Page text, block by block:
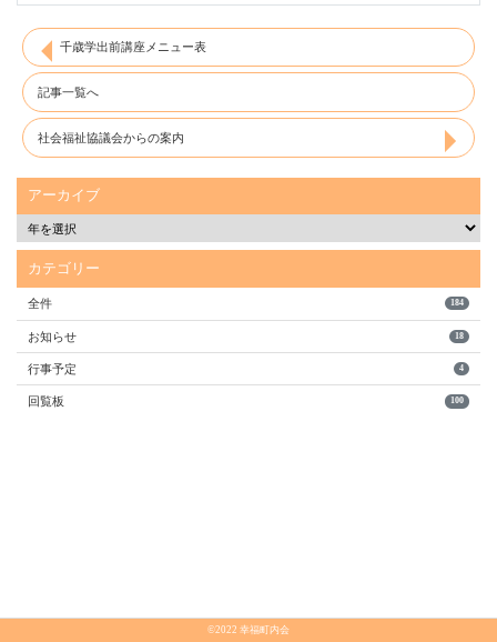
千歳学出前講座メニュー表
記事一覧へ
社会福祉協議会からの案内
アーカイブ
カテゴリー
全件 184
お知らせ 18
行事予定 4
回覧板 100
©2022 幸福町内会